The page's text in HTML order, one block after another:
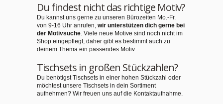
Du findest nicht das richtige Motiv?
Du kannst uns gerne zu unseren Bürozeiten Mo.-Fr.
von 9-16 Uhr anrufen, wir unterstützen dich gerne bei
der Motivsuche. Viele neue Motive sind noch nicht im
Shop eingepflegt, daher gibt es bestimmt auch zu
deinem Thema ein passendes Motiv.
Tischsets in großen Stückzahlen?
Du benötigst Tischsets in einer hohen Stückzahl oder
möchtest unsere Tischsets in dein Sortiment
aufnehmen? Wir freuen uns auf die Kontaktaufnahme.